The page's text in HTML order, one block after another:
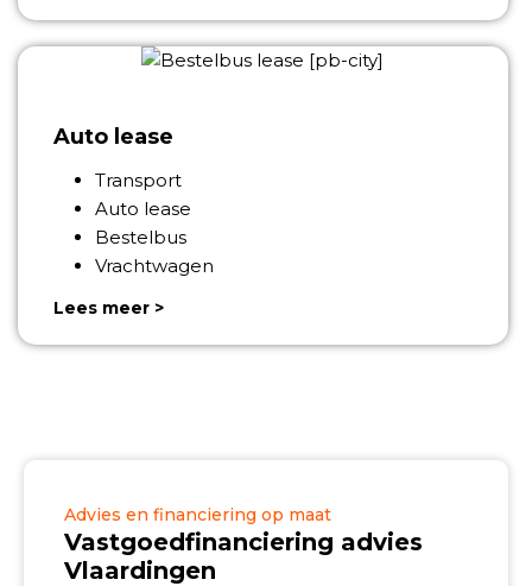
Auto lease
Transport
Auto lease
Bestelbus
Vrachtwagen
Lees meer >
Advies en financiering op maat
Vastgoedfinanciering advies
Vlaardingen